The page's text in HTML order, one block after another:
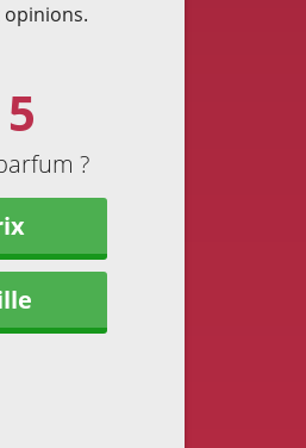
?